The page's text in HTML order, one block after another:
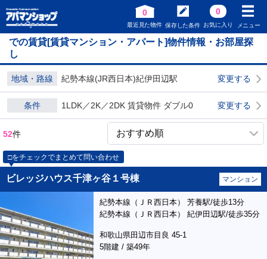
0
最近見た物件 保存した条件
0
お気に入り メニュー
での賃貸[賃貸マンション・アパート]物件情報・お部屋探
し
地域・路線 紀勢本線(JR西日本)紀伊田辺駅 変更する
条件 1LDK／2K／2DK 賃貸物件 ダブル0 変更する
52件
□をチェックでまとめて問い合わせ
ビレッジハウス千津ヶ谷１号棟 マンション
紀勢本線（ＪＲ西日本） 芳養駅/徒歩13分
紀勢本線（ＪＲ西日本） 紀伊田辺駅/徒歩35分
和歌山県田辺市目良 45-1
5階建 / 築49年